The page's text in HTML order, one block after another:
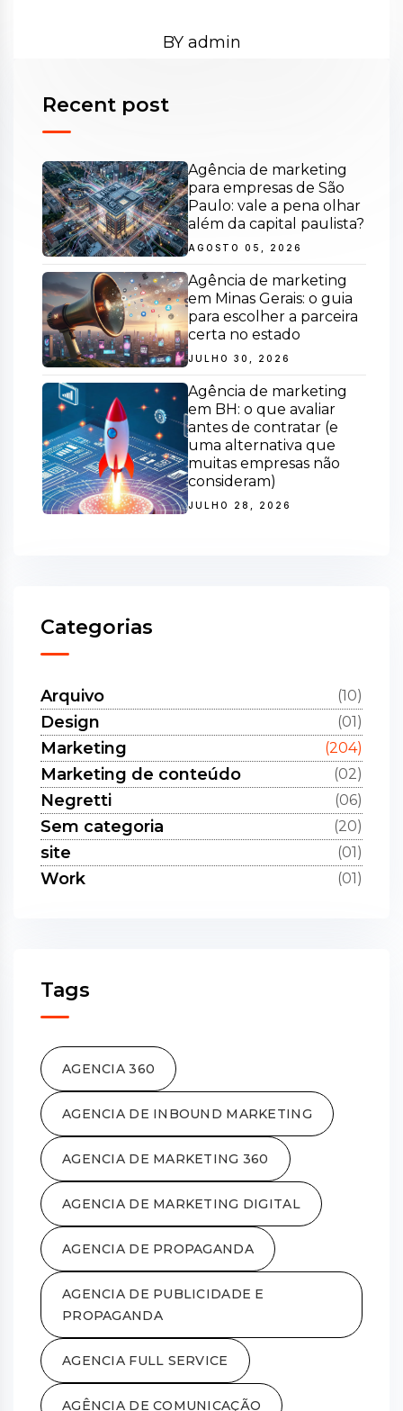
BY admin
Recent post
Agência de marketing
para empresas de São
Paulo: vale a pena olhar
além da capital paulista?
AGOSTO 05, 2026
Agência de marketing
em Minas Gerais: o guia
para escolher a parceira
certa no estado
JULHO 30, 2026
Agência de marketing
em BH: o que avaliar
antes de contratar (e
uma alternativa que
muitas empresas não
consideram)
JULHO 28, 2026
Categorias
Arquivo (10)
Design (01)
Marketing (204)
Marketing de conteúdo (02)
Negretti (06)
Sem categoria (20)
site (01)
Work (01)
Tags
AGENCIA 360
AGENCIA DE INBOUND MARKETING
AGENCIA DE MARKETING 360
AGENCIA DE MARKETING DIGITAL
AGENCIA DE PROPAGANDA
AGENCIA DE PUBLICIDADE E
PROPAGANDA
AGENCIA FULL SERVICE
AGÊNCIA DE COMUNICAÇÃO